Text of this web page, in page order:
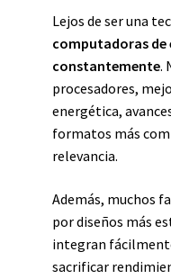
Lejos de ser una
computadoras
constantemente.
procesadores,
energética,
formatos más
relevancia.
Además, muchos
por diseños más
integran
sacrificar